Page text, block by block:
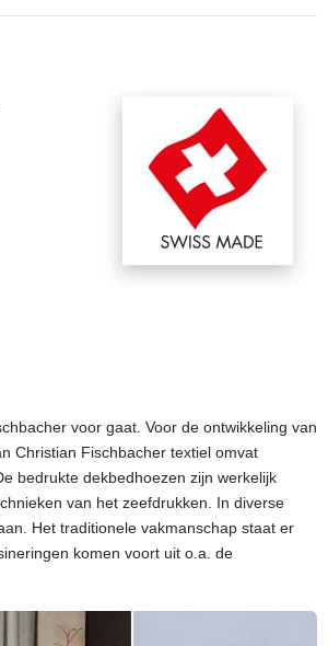
voor gaat. Voor de ontwikkeling van
Christian Fischbacher textiel omvat
bedrukte dekbedhoezen zijn werkelijk
van het zeefdrukken. In diverse
Het traditionele vakmanschap staat er
komen voort uit o.a. de